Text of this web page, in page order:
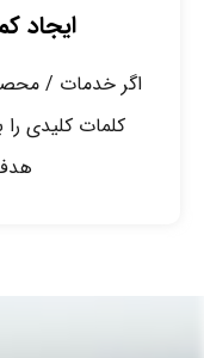
ایجاد
اگر خدمات /
کلمات کلیدی